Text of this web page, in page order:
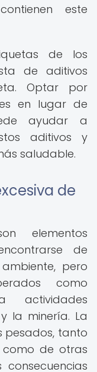
este
de los
de aditivos
Optar por
en lugar de
ayudar a
aditivos y
saludable.
de
elementos
de
pero
como
actividades
la minería. La
pesados, tanto
de otras